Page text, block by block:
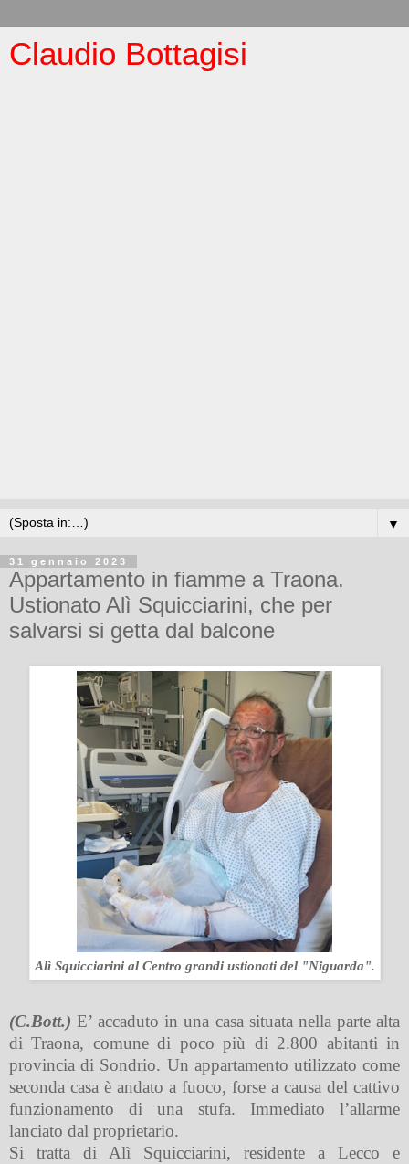
Claudio Bottagisi
▼
31 gennaio 2023
Appartamento in fiamme a Traona.
Ustionato Alì Squicciarini, che per
salvarsi si getta dal balcone
Alì Squicciarini al Centro grandi ustionati del "Niguarda".
(C.Bott.) E’ accaduto in una casa situata nella parte alta
di Traona, comune di poco più di 2.800 abitanti in
provincia di Sondrio. Un appartamento utilizzato come
seconda casa è andato a fuoco, forse a causa del cattivo
funzionamento di una stufa. Immediato l’allarme
lanciato dal proprietario.
Si tratta di Alì Squicciarini, residente a Lecco e